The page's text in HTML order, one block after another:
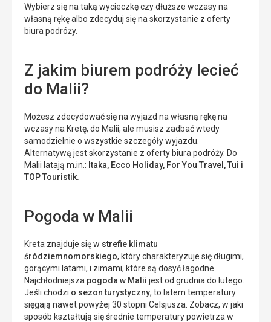
Wybierz się na taką wycieczkę czy dłuższe wczasy na
własną rękę albo zdecyduj się na skorzystanie z oferty
biura podróży.
Z jakim biurem podróży lecieć
do Malii?
Możesz zdecydować się na wyjazd na własną rękę na
wczasy na Kretę, do Malii, ale musisz zadbać wtedy
samodzielnie o wszystkie szczegóły wyjazdu.
Alternatywą jest skorzystanie z oferty biura podróży. Do
Malii latają m.in.: Itaka, Ecco Holiday, For You Travel, Tui i
TOP Touristik.
Pogoda w Malii
Kreta znajduje się w strefie klimatu
śródziemnomorskiego, który charakteryzuje się długimi,
gorącymi latami, i zimami, które są dosyć łagodne.
Najchłodniejsza pogoda w Malii jest od grudnia do lutego.
Jeśli chodzi o sezon turystyczny, to latem temperatury
sięgają nawet powyżej 30 stopni Celsjusza. Zobacz, w jaki
sposób kształtują się średnie temperatury powietrza w